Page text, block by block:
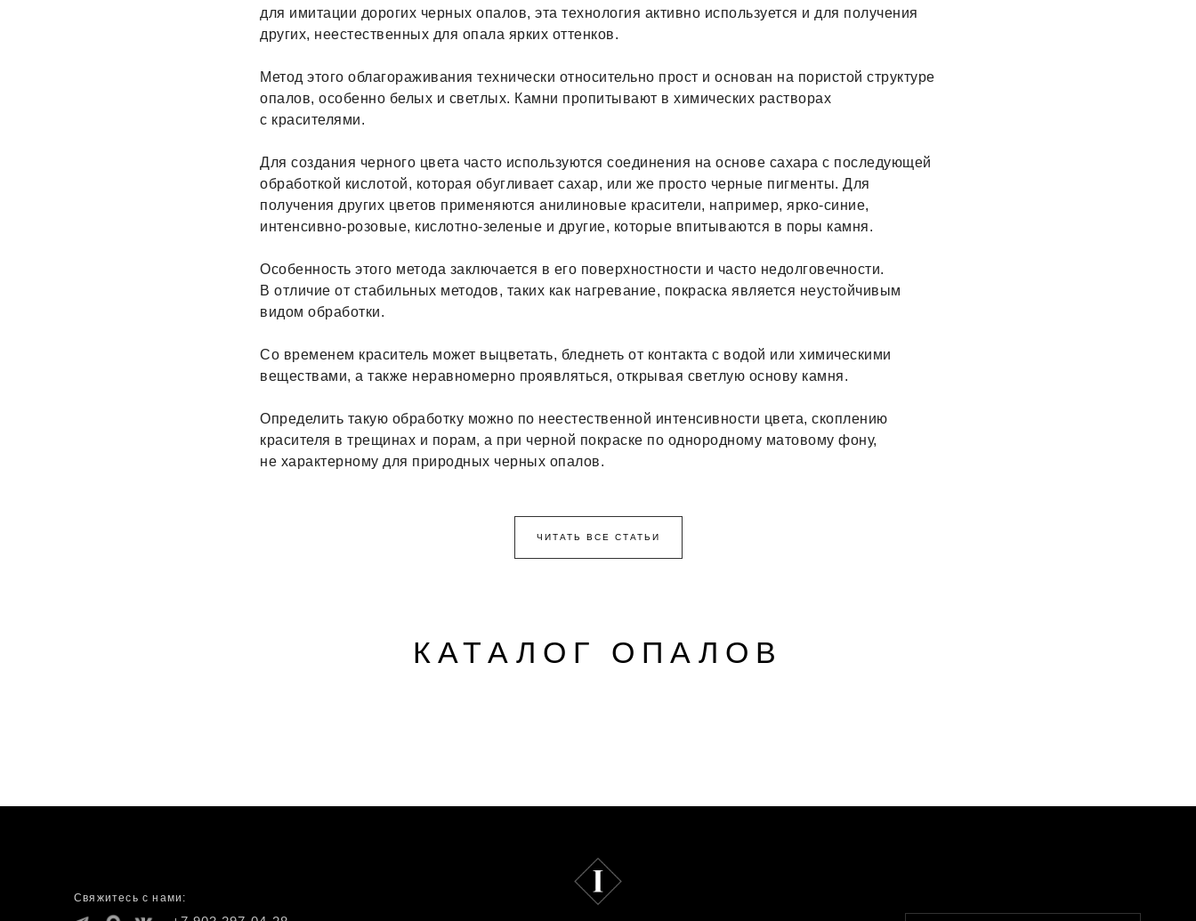
для имитации дорогих черных опалов, эта технология активно используется и для получения
других, неестественных для опала ярких оттенков.
Метод этого облагораживания технически относительно прост и основан на пористой структуре
опалов, особенно белых и светлых. Камни пропитывают в химических растворах
с красителями.
Для создания черного цвета часто используются соединения на основе сахара с последующей
обработкой кислотой, которая обугливает сахар, или же просто черные пигменты. Для
получения других цветов применяются анилиновые красители, например, ярко-синие,
интенсивно-розовые, кислотно-зеленые и другие, которые впитываются в поры камня.
Особенность этого метода заключается в его поверхностности и часто недолговечности.
В отличие от стабильных методов, таких как нагревание, покраска является неустойчивым
видом обработки.
Со временем краситель может выцветать, бледнеть от контакта с водой или химическими
веществами, а также неравномерно проявляться, открывая светлую основу камня.
Определить такую обработку можно по неестественной интенсивности цвета, скоплению
красителя в трещинах и порам, а при черной покраске по однородному матовому фону,
не характерному для природных черных опалов.
ЧИТАТЬ ВСЕ СТАТЬИ
КАТАЛОГ ОПАЛОВ
Свяжитесь с нами: